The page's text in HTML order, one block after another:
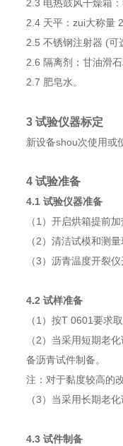
2.3 电热鼓风干燥箱
2.4 天平：zui大称量
2.5 不锈钢注射器 (可
2.6 隔离剂：甘油滑
2.7 肥皂水。
3 试验仪器标定
新设备shou次使用或
4 试验准备
4.1 试验仪器准备
（1）开启烘箱提前
（2）清洁试模和测量
（3）沥青温度开裂仪
4.2 试样准备
（1）按T 0601要求
（2）当采用短期老
备沥青试件制备。
注：对于黏度较高的
（3）当采用长期老
4.3 试件制备